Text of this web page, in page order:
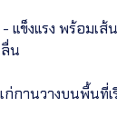
แข็งแรง พร้อมเ
น
านวางบนพื้นที่เ